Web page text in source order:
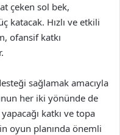
çeken sol bek,
katacak. Hızlı ve etkili
ofansif katkı
sağlamak amacıyla
her iki yönünde de
katkı ve topa
oyun planında önemli